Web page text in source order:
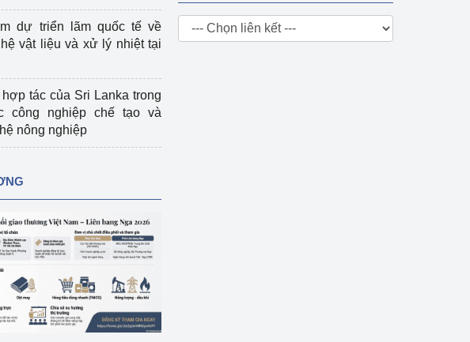
dự triển lãm quốc tế về
vật liệu và xử lý nhiệt tại
tác của Sri Lanka trong
công nghiệp chế tạo và
nông nghiệp